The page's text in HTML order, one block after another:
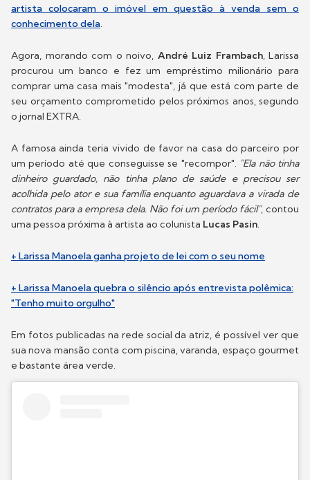
artista colocaram o imóvel em questão à venda sem o
conhecimento dela.
Agora, morando com o noivo, André Luiz Frambach, Larissa
procurou um banco e fez um empréstimo milionário para
comprar uma casa mais "modesta", já que está com parte de
seu orçamento comprometido pelos próximos anos, segundo
o jornal EXTRA.
A famosa ainda teria vivido de favor na casa do parceiro por
um período até que conseguisse se "recompor"."Ela não tinha
dinheiro guardado, não tinha plano de saúde e precisou ser
acolhida pelo ator e sua família enquanto aguardava a virada de
contratos para a empresa dela. Não foi um período fácil", contou
uma pessoa próxima à artista ao colunista Lucas Pasin.
+ Larissa Manoela ganha projeto de lei com o seu nome
+ Larissa Manoela quebra o silêncio após entrevista polêmica:
"Tenho muito orgulho"
Em fotos publicadas na rede social da atriz, é possível ver que
sua nova mansão conta com piscina, varanda, espaço gourmet
e bastante área verde.